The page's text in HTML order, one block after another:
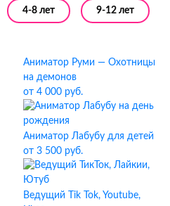
4-8 лет 9-12 лет
Аниматор Руми — Охотницы
на демонов
от 4 000 руб.
Аниматор Лабубу для детей
от 3 500 руб.
Ведущий Tik Tok, Youtube,